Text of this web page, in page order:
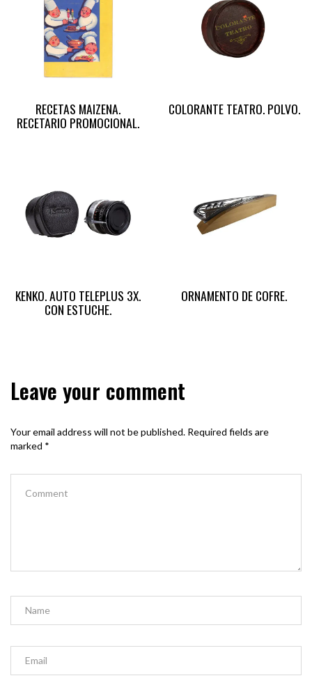
RECETAS MAIZENA.
RECETARIO PROMOCIONAL.
COLORANTE TEATRO. POLVO.
KENKO. AUTO TELEPLUS 3X.
CON ESTUCHE.
ORNAMENTO DE COFRE.
Leave your comment
Your email address will not be published. Required fields are
marked *